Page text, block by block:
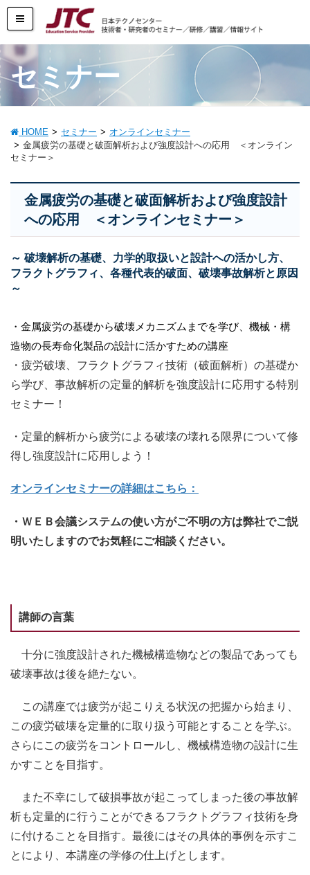
セミナー
HOME セミナー
オンラインセミナー
金属疲労の基礎と破面解析および強度設計への応用 ＜オンライン
セミナー＞
金属疲労の基礎と破面解析および強度設計
への応用 ＜オンラインセミナー＞
～ 破壊解析の基礎、力学的取扱いと設計への活かし方、
フラクトグラフィ、各種代表的破面、破壊事故解析と原因
～
・ 金属疲労の基礎から破壊メカニズムまでを学び、機械・構
造物の長寿命化製品の設計に活かすための講座
・疲労破壊、フラクトグラフィ技術（破面解析）の基礎か
ら学び、事故解析の定量的解析を強度設計に応用する特別
セミナー！
・定量的解析から疲労による破壊の壊れる限界について修
得し強度設計に応用しよう！
オンラインセミナーの詳細はこちら：
・ＷＥＢ会議システムの使い方がご不明の方は弊社でご説
明いたしますのでお気軽にご相談ください。
講師の言葉
十分に強度設計された機械構造物などの製品であっても
破壊事故は後を絶たない。
この講座では疲労が起こりえる状況の把握から始まり、
この疲労破壊を定量的に取り扱う可能とすることを学ぶ。
さらにこの疲労をコントロールし、機械構造物の設計に生
かすことを目指す。
また不幸にして破損事故が起こってしまった後の事故解
析も定量的に行うことができるフラクトグラフィ技術を身
に付けることを目指す。最後にはその具体的事例を示すこ
とにより、本講座の学修の仕上げとします。